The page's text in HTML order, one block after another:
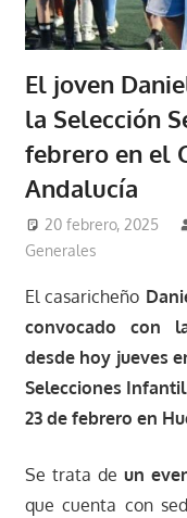
El joven
la Selección
febrero en el
Andalucía
20 febrero, 2025
Generales
El casaricheño
convocado con
desde hoy jueves
Selecciones
23 de febrero en
Se trata de un
que cuenta con